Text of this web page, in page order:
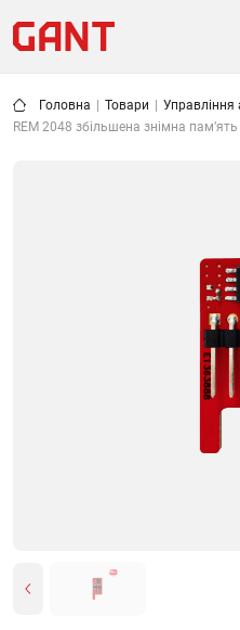
Головна Товари
REM 2048 збільшена знімна